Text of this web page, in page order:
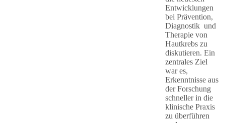
Entwicklungen
bei Prävention,
Diagnostik und
Therapie von
Hautkrebs zu
diskutieren. Ein
zentrales Ziel
war es,
Erkenntnisse aus
der Forschung
schneller in die
klinische Praxis
zu überführen